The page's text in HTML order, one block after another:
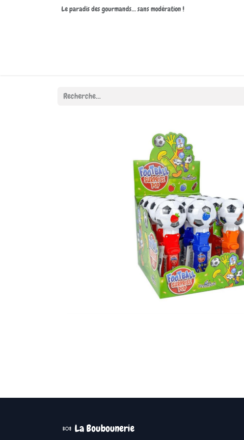
Le paradis des gourmands… sans modération !
🍬 La Boubounerie